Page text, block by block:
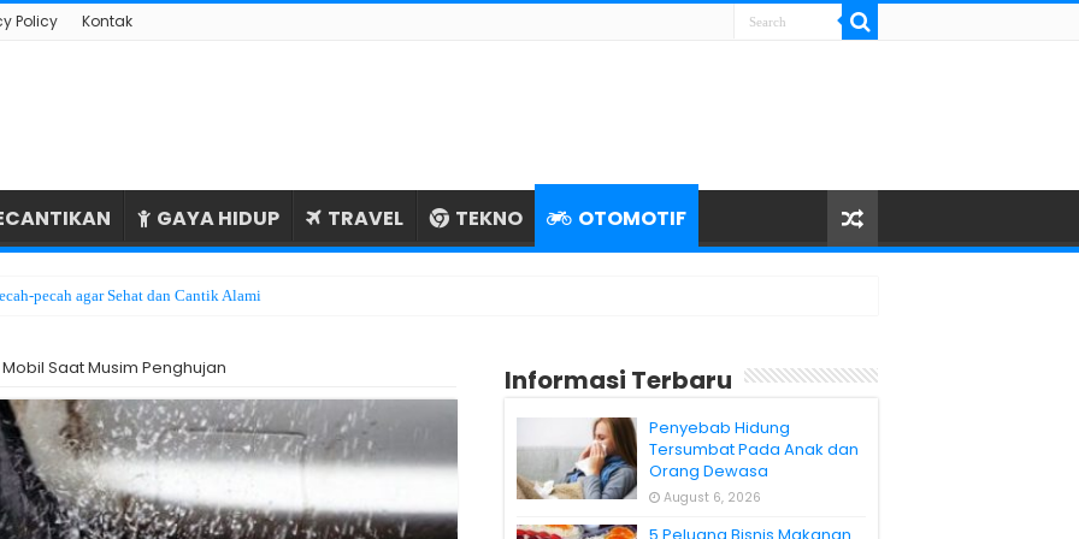
Policy Kontak
GAYA HIDUP TRAVEL TEKNO OTOMOTIF
pecah agar Sehat dan Cantik Alami
Kesehatan Mata dengan Simple
Saat Musim Penghujan Informasi Terbaru
Penyebab Hidung
Tersumbat Pada Anak dan
Orang Dewasa
August 6, 2026